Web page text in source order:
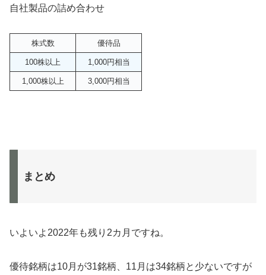
自社製品の詰め合わせ
株式数 優待品
100株以上 1,000円相当
1,000株以上 3,000円相当
まとめ
いよいよ2022年も残り2カ月ですね。
優待銘柄は10月が31銘柄、11月は34銘柄と少ないですが